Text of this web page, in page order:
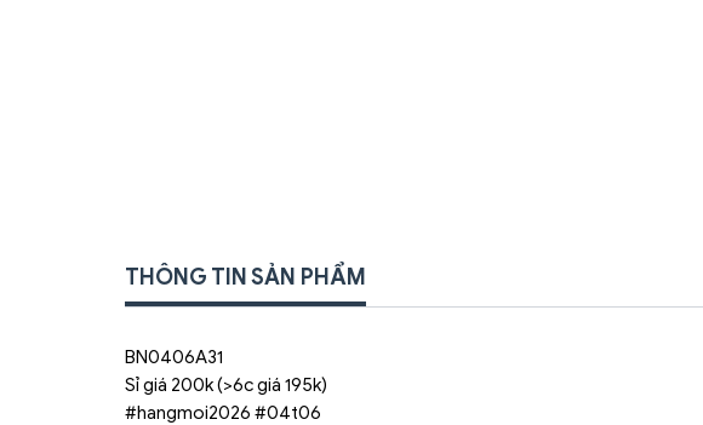
THÔNG TIN SẢN PHẨM
BN0406A31
Sỉ giá 200k (>6c giá 195k)
#hangmoi2026 #04t06